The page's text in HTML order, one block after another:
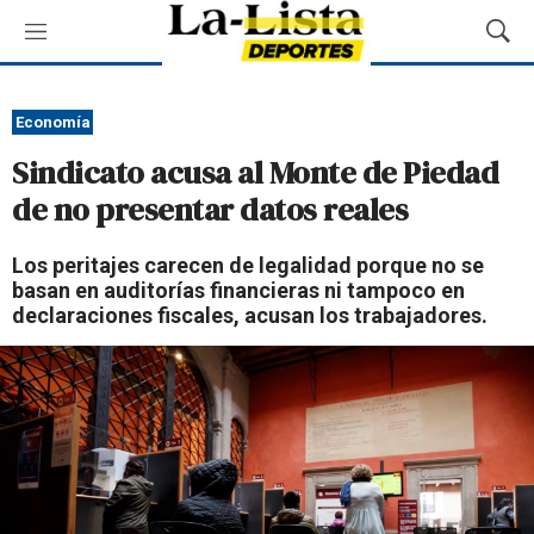
M
e
ú
M
o
a
r
e
d
a
Economía
Sindicato acusa al Monte de Piedad
de no presentar datos reales
Los peritajes carecen de legalidad porque no se
basan en auditorías financieras ni tampoco en
declaraciones fiscales, acusan los trabajadores.